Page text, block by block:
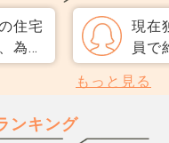
には
た。
ット
直、
のか
だ、
スコ
住宅
為替
しょ
でし
現在
員で
て
です
もっと見る
ンキング